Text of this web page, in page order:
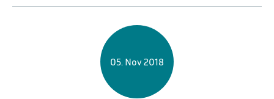
05. Nov 2018